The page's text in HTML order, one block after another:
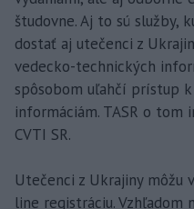
študovne. Aj to sú služby,
dostať aj utečenci z
vedecko-technických
spôsobom uľahčí prístup
informáciám. TASR o tom
CVTI SR.
Utečenci z Ukrajiny môžu
line registráciu. Vzhľadom